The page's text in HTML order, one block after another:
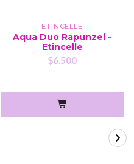
ETINCELLE
Aqua Duo Rapunzel -
Etincelle
$6.500